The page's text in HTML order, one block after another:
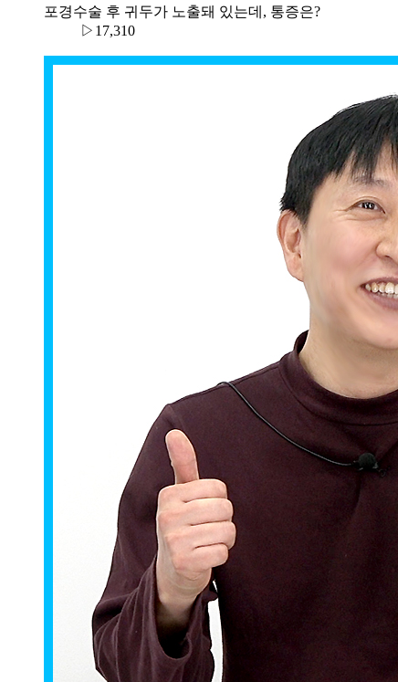
포경수술 후 귀두가 노출돼 있는데, 통증은?
▷17,310